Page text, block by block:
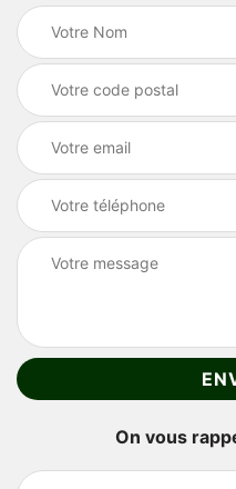
On vous